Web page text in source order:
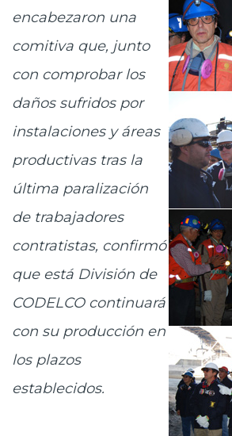
Canales de denuncia
Proveedores
Acceso trabajadores/as
encabezaron una
comitiva que, junto
con comprobar los
daños sufridos por
instalaciones y áreas
productivas tras la
última paralización
de trabajadores
contratistas, confirmó
que está División de
CODELCO continuará
con su producción en
los plazos
establecidos.